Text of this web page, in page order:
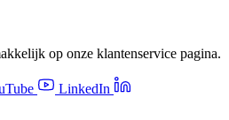
op onze klantenservice pagina.
LinkedIn